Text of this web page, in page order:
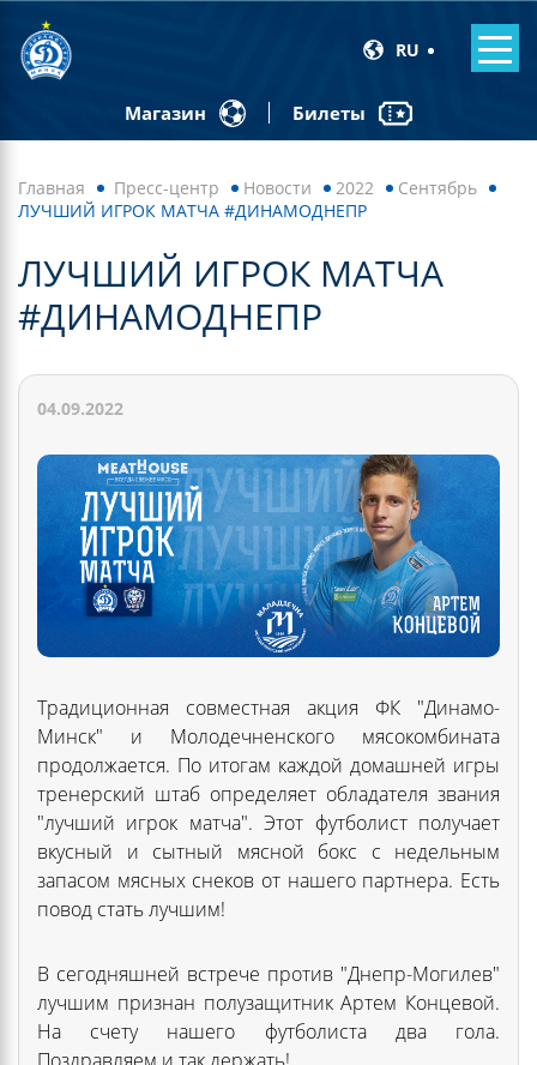
RU
Магазин Билеты
Главная Пресс-центр Новости 2022
Сентябрь
ЛУЧШИЙ ИГРОК МАТЧА #ДИНАМОДНЕПР
ЛУЧШИЙ ИГРОК МАТЧА
#ДИНАМОДНЕПР
04.09.2022
Традиционная совместная акция ФК "Динамо-
Минск" и Молодечненского мясокомбината
продолжается. По итогам каждой домашней игры
тренерский штаб определяет обладателя звания
"лучший игрок матча". Этот футболист получает
вкусный и сытный мясной бокс с недельным
запасом мясных снеков от нашего партнера. Есть
повод стать лучшим!
В сегодняшней встрече против "Днепр-Могилев"
лучшим признан полузащитник Артем Концевой.
На счету нашего футболиста два гола.
Поздравляем и так держать!